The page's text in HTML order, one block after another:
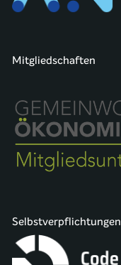
Mitgliedschaften
Selbstverpflichtungen